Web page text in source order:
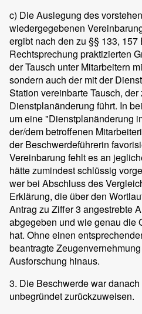
c) Die Auslegung des
wiedergegebenen
ergibt nach den zu §§ 133,
Rechtsprechung praktizierten
der Tausch unter Mitarbeitern
sondern auch der mit der
Station vereinbarte Tausch, der
Dienstplanänderung führt. In
um eine "Dienstplanänderung
der/dem betroffenen
der Beschwerdeführerin
Vereinbarung fehlt es an
hätte zumindest schlüssig
wer bei Abschluss des
Erklärung, die über den
Antrag zu Ziffer 3 angestrebte
abgegeben und wie genau die
hat. Ohne einen
beantragte
Ausforschung hinaus.
3. Die Beschwerde war
unbegründet zurückzuweisen.